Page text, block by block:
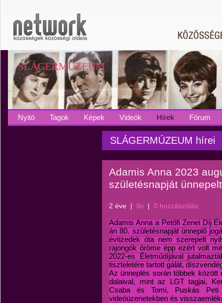
SLÁGERMÚZEUM
Nyitó Tagok Képek Videók Hírek Fórum
SLÁGERMÚZEUM hírei
Adamis Anna 2023
születésnapját
2 éve | Ibi | 0 hozzászólás
Adamis Anna a Petőfi Zenei Díj
án 80. születésnapját ünneplő
évtizedek óta nem szerepelt
rajongók öröme épp ezért volt
2022-es Életműdíjával
tiszteletére tartott gálát,
Az ünneplés során többek között
dalaival, mint az LGT tagjai,
Csaba és Tomi, Puskás Peti
videóüzenetekben és